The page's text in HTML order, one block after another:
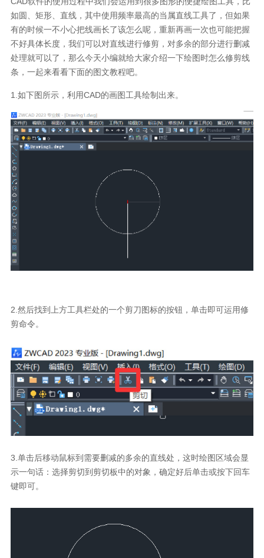
如圆、矩形、直线，其中使用频率最高的当属直线工具了，但如果
有的时候一不小心把线画长了该怎么呢，重新再画一次也可能把握
不好具体长度，我们可以对直线进行修剪，对多余的部分进行删减
处理就可以了，那么今天小编就给大家介绍一下绘图时怎么修剪线
条，一起来看看下面的图文教程吧。
1. 如下图所示，利用CAD的画图工具绘制出来。
2. 然后找到上方工具栏处的一个剪刀图标的按钮，单击即可运用修
剪命令。
3. 单击后移动鼠标到需要删减的多余的直线处，这时绘图区域会显
示一句话：选择剪切到剪切板中的对象，确定好后单击或按下回车
键即可。